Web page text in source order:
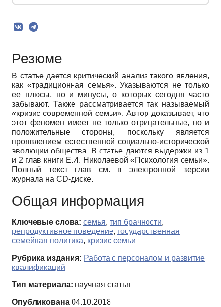
Резюме
В статье дается критический анализ такого явления,
как «традиционная семья». Указываются не только
ее плюсы, но и минусы, о которых сегодня часто
забывают. Также рассматривается так называемый
«кризис современной семьи». Автор доказывает, что
этот феномен имеет не только отрицательные, но и
положительные стороны, поскольку является
проявлением естественной социально-исторической
эволюции общества. В статье даются выдержки из 1
и 2 глав книги Е.И. Николаевой «Психология семьи».
Полный текст глав см. в электронной версии
журнала на CD-диске.
Общая информация
Ключевые слова: семья, тип брачности,
репродуктивное поведение, государственная
семейная политика, кризис семьи
Рубрика издания: Работа с персоналом и развитие
квалификаций
Тип материала: научная статья
Опубликована 04.10.2018